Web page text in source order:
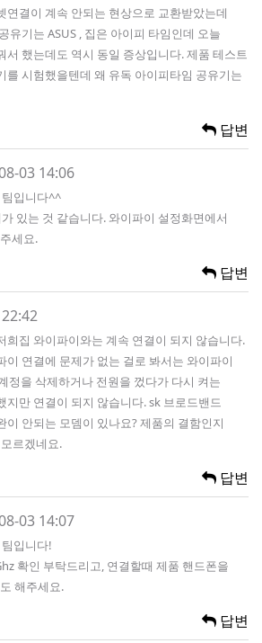
연결이 계속 안되는 현상으로 교환받았는데
유기는 ASUS , 집은 아이피 타임인데 오늘
서 했는데도 역시 동일 증상입니다. 제품 테스트
를 시험했을텐데 왜 유독 아이피타임 공유기는
답변
03 14:06
입니다^^
있는 것 같습니다. 와이파이 설정화면에서
세요.
답변
희집 와이파이와는 계속 연결이 되지 않습니다.
이 연결에 문제가 없는 걸로 봐서는 와이파이
정을 삭제하거나 전원을 껐다가 다시 켜는
지만 연결이 되지 않습니다. sk 브로드밴드
이 안되는 모뎀이 있나요? 제품의 결함인지
르겠네요.
답변
03 14:07
입니다!
확인 부탁드리고, 연결할때 제품 핸드폰을
해주세요.
답변